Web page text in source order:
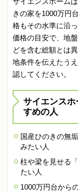
きの家を1000万円
格もその水準に沿
価格の目安で、地
どを含む総額とは
地条件を伝えたう
認してください。
サイエンス
すめの人
国産ひのきの無
みたい人
柱や梁を見せる
たい人
1000万円台から